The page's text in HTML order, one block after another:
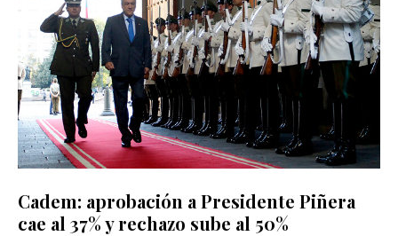
Cadem: aprobación a Presidente Piñera
cae al 37% y rechazo sube al 50%